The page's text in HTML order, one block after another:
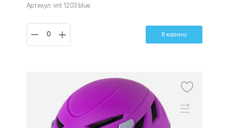
Артикул: vnt 1203 blue
В корзину